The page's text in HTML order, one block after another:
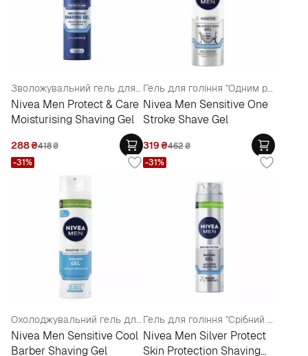
Зволожувальний гель для гоління "Захист та догляд"
Nivea Men Protect & Care
Moisturising Shaving Gel
288₴418₴
Гель для гоління "Одним рухом" для чутливої ​​шкіри
Nivea Men Sensitive One
Stroke Shave Gel
319₴462₴
Охолоджувальний гель для гоління для чутливої шкіри "Миттєвий захист"
Nivea Men Sensitive Cool
Barber Shaving Gel
-31%
Гель для гоління "Срібний захист"
Nivea Men Silver Protect
Skin Protection Shaving
-31%